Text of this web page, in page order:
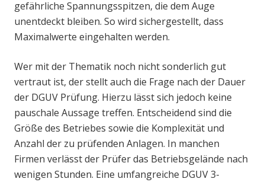
gefährliche Spannungsspitzen, die dem Auge
unentdeckt bleiben. So wird sichergestellt, dass
Maximalwerte eingehalten werden.
Wer mit der Thematik noch nicht sonderlich gut
vertraut ist, der stellt auch die Frage nach der Dauer
der DGUV Prüfung. Hierzu lässt sich jedoch keine
pauschale Aussage treffen. Entscheidend sind die
Größe des Betriebes sowie die Komplexität und
Anzahl der zu prüfenden Anlagen. In manchen
Firmen verlässt der Prüfer das Betriebsgelände nach
wenigen Stunden. Eine umfangreiche DGUV 3-